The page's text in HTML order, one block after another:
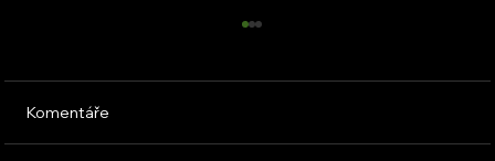
Komentáře